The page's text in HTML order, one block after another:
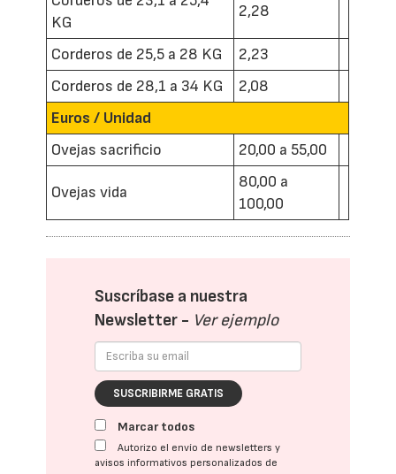
KG
2,28
Corderos de 25,5 a 28 KG
2,23
Corderos de 28,1 a 34 KG
2,08
Euros / Unidad
Ovejas sacrificio
20,00 a 55,00
Ovejas vida
80,00 a
100,00
Suscríbase a nuestra
Newsletter - Ver ejemplo
SUSCRIBIRME GRATIS
Marcar todos
Autorizo el envío de newsletters y
avisos informativos personalizados de